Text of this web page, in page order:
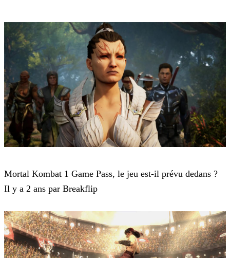
Mortal Kombat 1 Game Pass, le jeu est-il prévu dedans ?
Il y a 2 ans par Breakflip